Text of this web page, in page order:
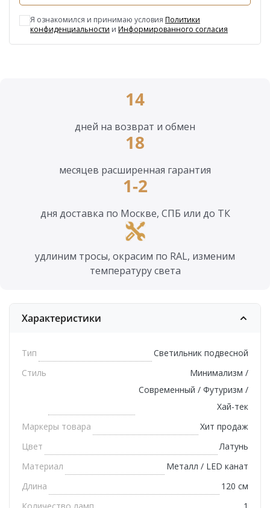
Я ознакомился и принимаю условия Политики
конфиденциальности и Информированного согласия
14
дней на возврат и обмен
18
месяцев расширенная гарантия
1-2
дня доставка по Москве, СПБ или до ТК
удлиним тросы, окрасим по RAL, изменим
температуру света
Характеристики
Тип
Светильник подвесной
Стиль
Минимализм /
Современный / Футуризм /
Хай-тек
Маркеры товара
Хит продаж
Цвет
Латунь
Материал
Металл / LED канат
Длина
120 см